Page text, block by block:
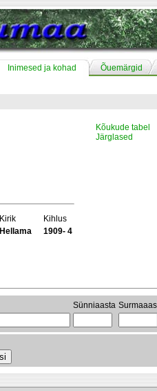
Inimesed ja kohad Õuemärgid
Kirik
Kihlus
Hellama
1909- 4
Kõukude tabel
Järglased
Sünniaasta